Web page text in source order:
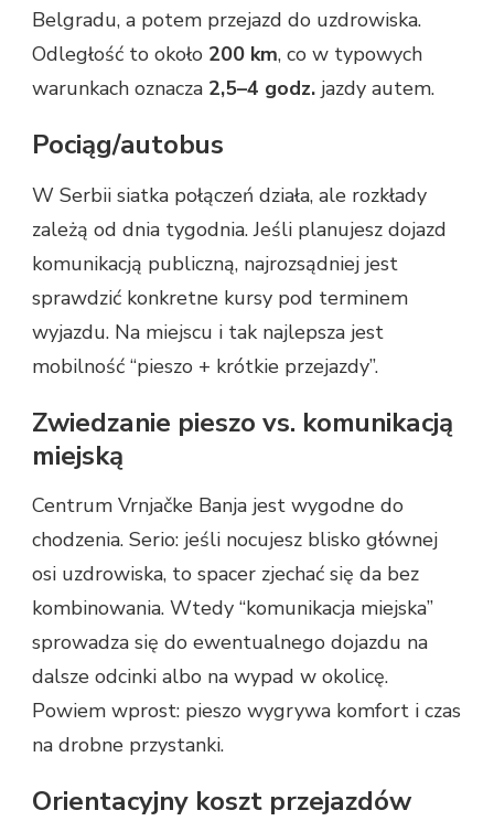
Belgradu, a potem przejazd do uzdrowiska.
Odległość to około 200 km, co w typowych
warunkach oznacza 2,5–4 godz. jazdy autem.
Pociąg/autobus
W Serbii siatka połączeń działa, ale rozkłady
zależą od dnia tygodnia. Jeśli planujesz dojazd
komunikacją publiczną, najrozsądniej jest
sprawdzić konkretne kursy pod terminem
wyjazdu. Na miejscu i tak najlepsza jest
mobilność “pieszo + krótkie przejazdy”.
Zwiedzanie pieszo vs. komunikacją
miejską
Centrum Vrnjačke Banja jest wygodne do
chodzenia. Serio: jeśli nocujesz blisko głównej
osi uzdrowiska, to spacer zjechać się da bez
kombinowania. Wtedy “komunikacja miejska”
sprowadza się do ewentualnego dojazdu na
dalsze odcinki albo na wypad w okolicę.
Powiem wprost: pieszo wygrywa komfort i czas
na drobne przystanki.
Orientacyjny koszt przejazdów